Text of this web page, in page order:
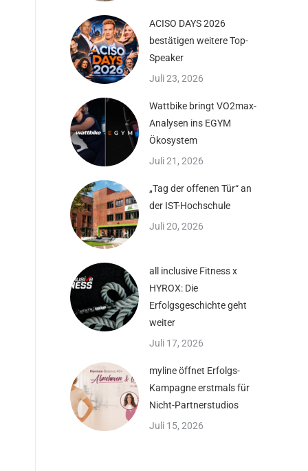
ACISO DAYS 2026
bestätigen weitere Top-
Speaker
Juli 23, 2026
Wattbike bringt VO2max-
Analysen ins EGYM
Ökosystem
Juli 21, 2026
„Tag der offenen Tür“ an
der IST-Hochschule
Juli 20, 2026
all inclusive Fitness x
HYROX: Die
Erfolgsgeschichte geht
weiter
Juli 17, 2026
myline öffnet Erfolgs-
Kampagne erstmals für
Nicht-Partnerstudios
Juli 15, 2026